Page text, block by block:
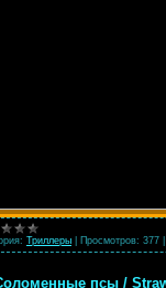
Триллеры Просмотров: 377
псы /